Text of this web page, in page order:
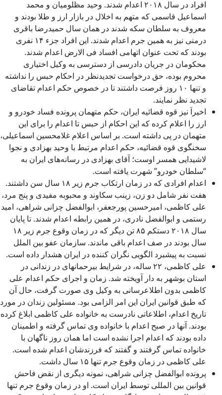
افراد در سال ۲۰۱۸ اعدام شدند. وحید مظلومیان و محمد
اسماعیل قاسمی که متهم به اخلال در بازار ارز و طلا بودند و
معروف به سلطان سکه شدند در همان سال حمیدرضا باقری
درمنی نیز به همین جرم اعدام شدند. این افراد جزء ۱۴ نفری
بودند که تحت عنوان اتهامی افساد فی الارض اعدام شدند.
محکومان در جریان دادرسی از دسترسی به وکیل اختیاری
محروم بوده، حق درخواست تجدیدنظر در احکام حبس را نداشته
و تنها ۱۰ روز فرصت داشتند تا در خصوص حکم اعدام تقاضای
تجدید نظر نمایند.
اخیراَ نیز قوه قضائیه ایران، حکم متهمان پرونده فساد خودرو و
ارز را اعلام کرده که این احکام از حبس تا اعدام را برای این
متهمان در پی داشته است. بر اساس اعلام غلامحسین اسماعیلی،
سخنگوی قوه قضائیه، حکم اعدام مرتبط با وحید بهزادی و نجوا
لاشیدایی همسر اوست؛ آقای بهزادی در رسانه‌های ایران به
“سلطان خودرو” شهرت یافته است.
اعدام افرادی که در زمان ارتکاب جرم زیر ۱۸ سال سن داشتند.
هفت نفر شامل دو زن، زینب سکاوند و محبوبه مفیدی و پنج مرد،
علی کاظمی، امیرحسین پورجعفر، ابوالفضل چزانی شراهی، امید
رستمی و ابوالفضل نادری، در همین رابطه اعدام شدند. تا پایان
سال ۲۰۱۸ دستکم ۸۵ تن دیگر که در زمان وقوع جرم زیر ۱۸
سال بودند در صف اعدام باقی ماندند. سازمان عفو بین الملل
نسبت به پیشبرد الگویی نگران کننده در ایران هشدار داده است.
علی کاظمی، ۲۲ ساله، در شرایط بیرحمانه­ای در زندانی در
استان بوشهر به دار آویخته شد. زمان و اجرای حکم اعدام علی
کاظمی بدون اطلاع­رسانی به وکیل وی صورت گرفت، حال آن
که طبق قوانین ایران این امر الزامی بود. مسئولین زندان در مورد
تاریخ اعدام، اطلاعاتی نادرست به خانواده علی کاظمی ابلاغ کرده
بودند. آنها در صبح اعدام با خانواده وی تماس گرفته و اطمینان
داده بودند که اعدام اجرا نشده است اما همان روز ناگهان با
خانواده تماس گرفتند و گفتند که فرزندشان اعدام شده است.
علی کاظمی در زمان وقوع جرم تنها ۱۵ سال داشت.
پرونده ابوالفضل چزانی شراهی، نمونه دیگری از نقض فاحش
قوانین بین المللی توسط ایران است. او در زمان وقوع جرم تنها